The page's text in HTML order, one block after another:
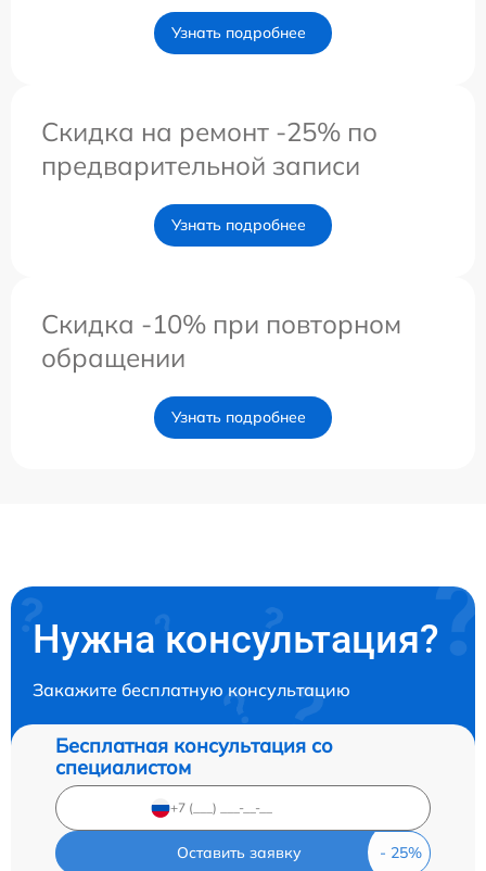
Узнать подробнее
Скидка на ремонт -25% по
предварительной записи
Узнать подробнее
Скидка -10% при повторном
обращении
Узнать подробнее
Нужна консультация?
Закажите бесплатную консультацию
Бесплатная консультация со
специалистом
Оставить заявку